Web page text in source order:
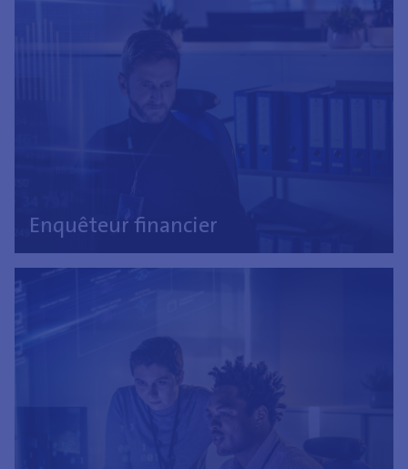
Enquêteur financier